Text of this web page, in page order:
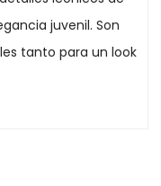
juvenil. Son
tanto para un look